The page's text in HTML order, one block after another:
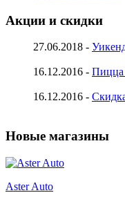
Акции и скидки
27.06.2018 -
16.12.2016 - Пицца
16.12.2016 -
Новые магазины
Aster Auto